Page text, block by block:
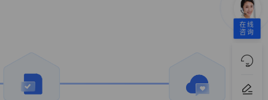
在线
咨询